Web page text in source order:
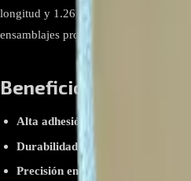
longitud y 1.26 mm de grosor la hace
ensamblajes profesionales de barras
Beneficios clave y
Alta adhesión confiable:
Durabilidad excepcional:
Precisión en aplicaciones: